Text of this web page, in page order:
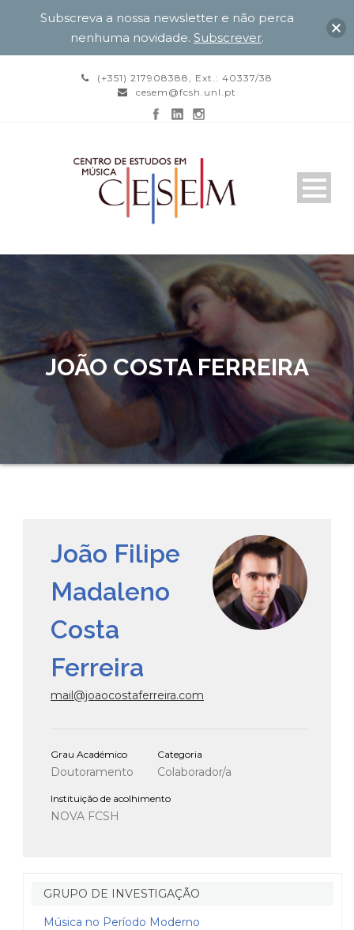
(+351) 217908388, Ext.: 40337/38
cesem@fcsh.unl.pt
JOÃO COSTA FERREIRA
João Filipe
Madaleno
Costa
Ferreira
mail@joaocostaferreira.com
Grau Académico
Doutoramento
Categoria
Colaborador/a
Instituição de acolhimento
NOVA FCSH
GRUPO DE INVESTIGAÇÃO
Música no Período Moderno
Subscreva a nossa newsletter e não perca
nenhuma novidade. Subscrever.